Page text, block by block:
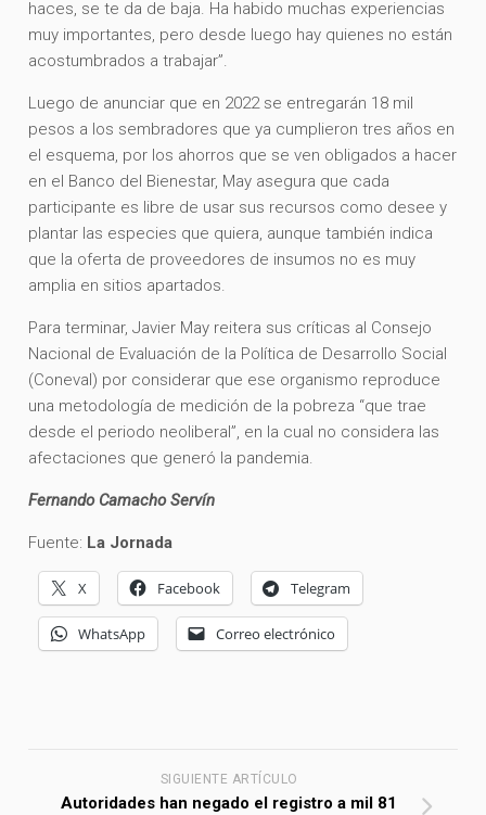
haces, se te da de baja. Ha habido muchas experiencias
muy importantes, pero desde luego hay quienes no están
acostumbrados a trabajar”.
Luego de anunciar que en 2022 se entregarán 18 mil
pesos a los sembradores que ya cumplieron tres años en
el esquema, por los ahorros que se ven obligados a hacer
en el Banco del Bienestar, May asegura que cada
participante es libre de usar sus recursos como desee y
plantar las especies que quiera, aunque también indica
que la oferta de proveedores de insumos no es muy
amplia en sitios apartados.
Para terminar, Javier May reitera sus críticas al Consejo
Nacional de Evaluación de la Política de Desarrollo Social
(Coneval) por considerar que ese organismo reproduce
una metodología de medición de la pobreza “que trae
desde el periodo neoliberal”, en la cual no considera las
afectaciones que generó la pandemia.
Fernando Camacho Servín
Fuente: La Jornada
X Facebook Telegram
WhatsApp Correo electrónico
SIGUIENTE ARTÍCULO
Autoridades han negado el registro a mil 81